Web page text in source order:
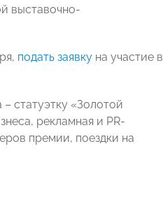
выставочно-
подать заявку на участие в
статуэтку «Золотой
рекламная и PR-
премии, поездки на